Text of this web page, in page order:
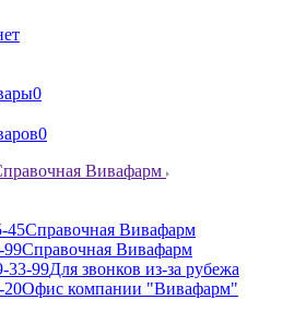
0
0
Вивафарм
45Справочная Вивафарм
99Справочная Вивафарм
33-99Для звонков из-за рубежа
20Офис компании "Вивафарм"